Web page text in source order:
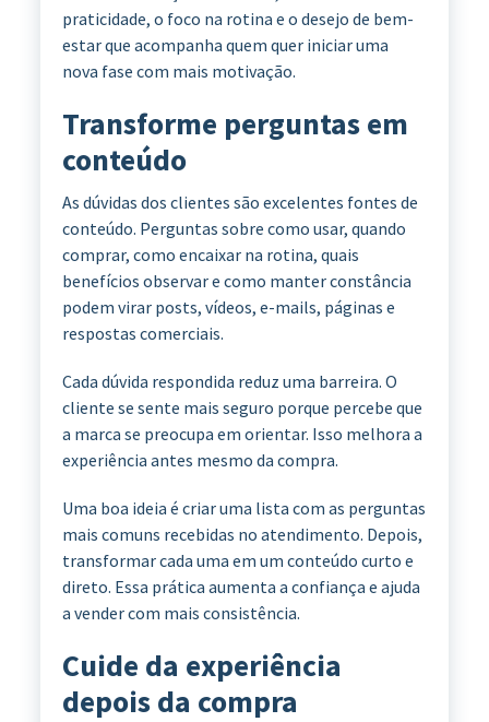
praticidade, o foco na rotina e o desejo de bem-
estar que acompanha quem quer iniciar uma
nova fase com mais motivação.
Transforme perguntas em
conteúdo
As dúvidas dos clientes são excelentes fontes de
conteúdo. Perguntas sobre como usar, quando
comprar, como encaixar na rotina, quais
benefícios observar e como manter constância
podem virar posts, vídeos, e-mails, páginas e
respostas comerciais.
Cada dúvida respondida reduz uma barreira. O
cliente se sente mais seguro porque percebe que
a marca se preocupa em orientar. Isso melhora a
experiência antes mesmo da compra.
Uma boa ideia é criar uma lista com as perguntas
mais comuns recebidas no atendimento. Depois,
transformar cada uma em um conteúdo curto e
direto. Essa prática aumenta a confiança e ajuda
a vender com mais consistência.
Cuide da experiência
depois da compra